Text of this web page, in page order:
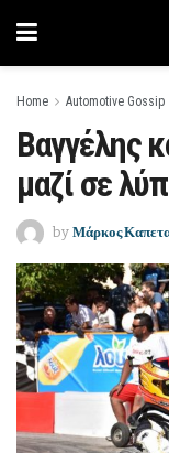
Home Automotive Gossip
Βαγγέλης
μαζί σε
by Μάρκος